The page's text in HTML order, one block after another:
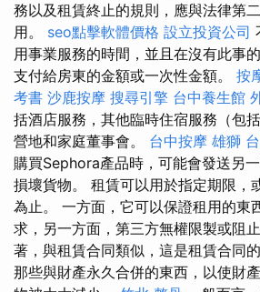
務以及租賃終止的規則，應與法律第
用。 seo點擊軟體價格 設立投資公司
用事業服務的時間，並且在沒有此事
支付給房東的金額或一次性金額。 按
考書 沙鹿按摩 搜尋引擎 台中養生館
括酒店服務，其他臨時住宿服務（包
營地和家庭董事會。 台中按摩 雄獅
購買Sephora產品時，可能會發送另
損壞貨物。 租賃可以用於指定期限，
為止。 一方面，它可以保證租用的東
求，另一方面，第三方無權限製或阻
著，與租賃合同類似，這是租賃合同
那些與財產永久合併的東西，以使財